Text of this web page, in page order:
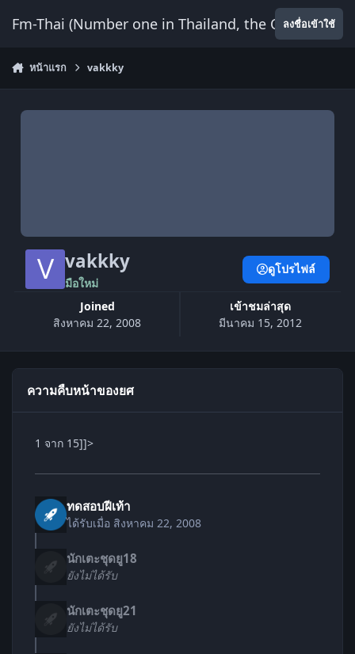
Fm-Thai (Number one in Thailand, the Onlyลงชื่อเข้าใช้
หน้าแรก vakkky
vakkky
มือใหม่
Joined
สิงหาคม 22, 2008
เข้าชมล่าสุด
มีนาคม 15, 2012
ดูโปรไฟล์
ความคืบหน้าของยศ
1 จาก 15]]>
ทดสอบฝีเท้า
ได้รับเมื่อ สิงหาคม 22, 2008
นักเตะชุดยู18
ยังไม่ได้รับ
นักเตะชุดยู21
ยังไม่ได้รับ